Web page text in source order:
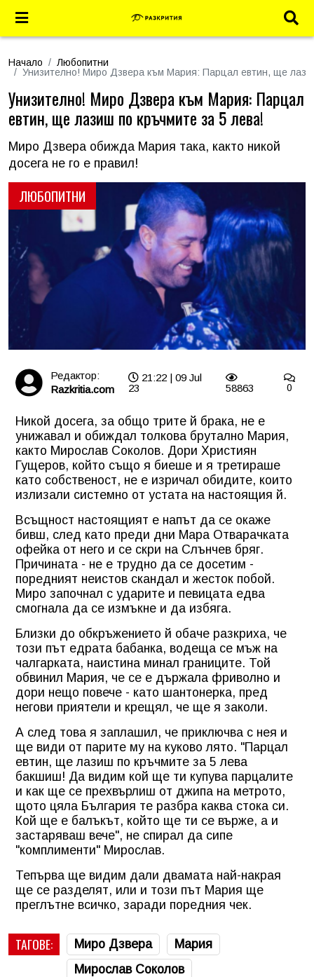
Начало
Любопитни
Унизително! Миро Дзвера към Мария: Парцал евтин, ще
ЛЮБОПИТНИ
Унизително! Миро Дзвера към Мария: Парцал
евтин, ще лазиш по кръчмите за 5 лева!
Миро Дзвера обижда Мария така, както никой
досега не го е правил!
Редактор:
Razkritia.com
21:22 | 09 Jul
23
58863 0
Никой досега, за общо трите й брака, не е
унижавал и обиждал толкова брутално Мария,
както Мирослав Соколов. Дори Християн
Гущеров, който също я биеше и я третираше
като собственост, не е изричал обидите, които
излизали системно от устата на настоящия й.
Всъщност настоящият е напът да се окаже
бивш, след като преди дни Мара Отварачката
офейка от него и се скри на Слънчев бряг.
Причината - не е трудно да се досетим -
поредният неистов скандал и жесток побой.
Миро започнал с ударите и певицата едва
смогнала да се измъкне и да избяга.
Близки до обкръжението й обаче разкриха, че
този път едрата бабанка, водеща се мъж на
чалгарката, наистина минал границите. Той
обвинил Мария, че се е държала фриволно и
дори нещо повече - като шантонерка, пред
негови приятели и крещял, че ще я заколи.
А след това я заплашил, че приключва с нея и
ще види от парите му на куково лято. "Парцал
евтин, ще лазиш по кръчмите за 5 лева
бакшиш! Да видим кой ще ти купува парцалите
и как ще се прехвърлиш от джипа на метрото,
щото цяла България те разбра каква стока си.
Кой ще е балъкът, който ще ти се върже, а и
застаряваш вече", не спирал да сипе
"комплименти" Мирослав.
Тепърва ще видим дали двамата най-накрая
ще се разделят, или и този път Мария ще
преглътне всичко, заради поредния чек.
ТАГОВЕ: Миро Дзвера
Мария
Мирослав Соколов